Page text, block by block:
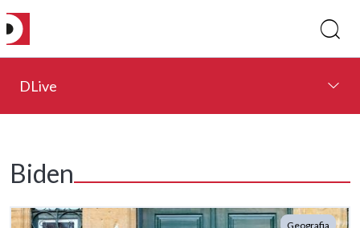
DLive
Biden
Geografia